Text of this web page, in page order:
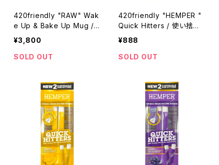
420friendly "RAW" Wak
e Up & Bake Up Mug /
ウェイクアップ＆ベイクアッ
プ マグカップ
¥3,800
SOLD OUT
420friendly "HEMPER "
Quick Hitters / 使い捨て
ワンヒッター 420shibuya
¥888
SOLD OUT